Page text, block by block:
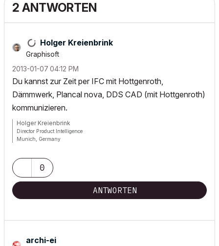
2 ANTWORTEN
Holger Kreienbrink
Graphisoft
‎2013-01-07 04:12 PM
Du kannst zur Zeit per IFC mit Hottgenroth,
Dämmwerk, Plancal nova, DDS CAD (mit Hottgenroth)
kommunizieren.
Holger Kreienbrink
Director Product Intelligence
Munich, Germany
0
ANTWORTEN
archi-ei